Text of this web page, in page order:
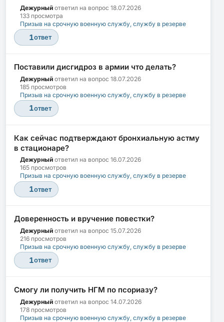
Дежурный ответил на вопрос 18.07.2026
133 просмотра
Призыв на срочную военную службу, службу в резерве
1ответ
Поставили дисгидроз в армии что делать?
Дежурный ответил на вопрос 18.07.2026
185 просмотров
Призыв на срочную военную службу, службу в резерве
1ответ
Как сейчас подтверждают бронхиальную астму
в стационаре?
Дежурный ответил на вопрос 16.07.2026
165 просмотров
Призыв на срочную военную службу, службу в резерве
1ответ
Доверенность и вручение повестки?
Дежурный ответил на вопрос 15.07.2026
216 просмотров
Призыв на срочную военную службу, службу в резерве
1ответ
Смогу ли получить НГМ по псориазу?
Дежурный ответил на вопрос 14.07.2026
178 просмотров
Призыв на срочную военную службу, службу в резерве